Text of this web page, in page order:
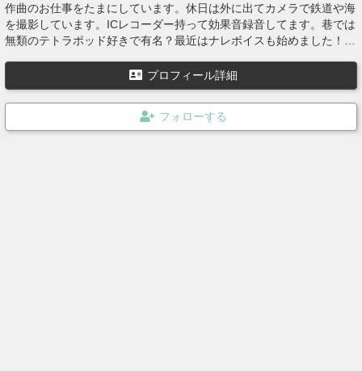
作曲のお仕事をたまにしています。休日は外に出てカメラで鉄道や海
を撮影しています。ICレコーダー持って効果音録音してます。巷では
無類のテトラポッド好きで有名？最近はナレボイスも始めました！地
プロフィール詳細